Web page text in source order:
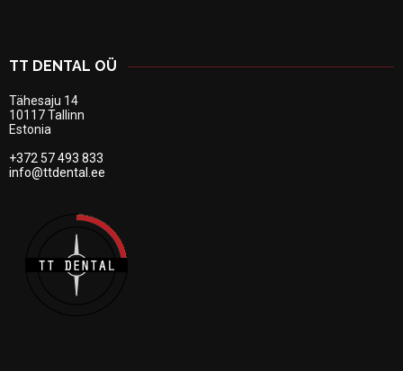
TT DENTAL OÜ
Tähesaju 14
10117 Tallinn
Estonia
+372 57 493 833
info@ttdental.ee